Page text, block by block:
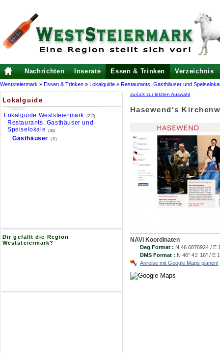
Nachrichten Inserate Essen & Trinken Verzeichnis
Weststeiermark » Essen & Trinken » Lokalguide » Restaurants, Gasthäuser und
Lokalguide
Lokalguide Weststeiermark (217)
Restaurants, Gasthäuser und
Speiselokale (35)
Gasthäuser (11)
Dir gefällt die Region
Weststeiermark?
zurück zur letzten Auswahl
Hasewend's
NAVI Koordinaten
Deg Format : N 46.6876924 / E
DMS Format : N 46° 41' 16'' / E
Anreise mit Google Maps planen!